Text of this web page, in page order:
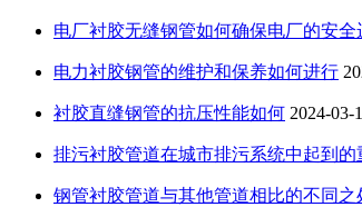
电厂衬胶无缝钢管如何确保电厂的安全
电力衬胶钢管的维护和保养如何进行
衬胶直缝钢管的抗压性能如何 2024-03-
排污衬胶管道在城市排污系统中起到的
钢管衬胶管道与其他管道相比的不同之